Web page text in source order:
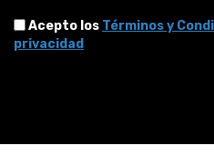
Acepto los Términos y
privacidad